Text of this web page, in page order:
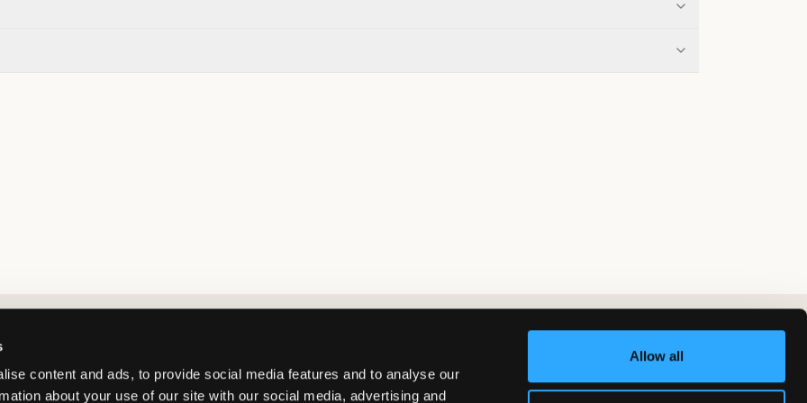
content and ads, to provide social media features and to analyse our
about your use of our site with our social media, advertising and
Allow all